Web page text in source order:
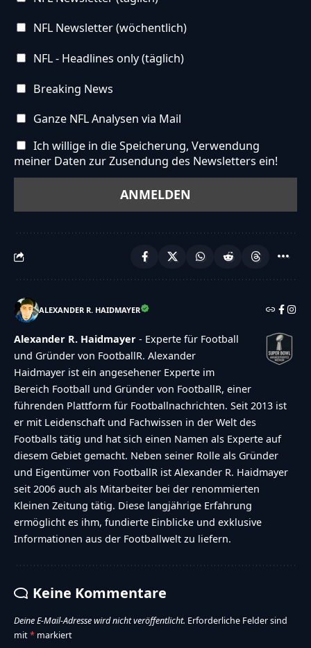
NFL Newsletter (wöchentlich)
NFL - Headlines only (täglich)
Breaking News
Ganze NFL Analysen via Mail
Ich willige in die Speicherung, Verwendung
meiner Daten zur Zusendung des Newsletters ein!
ALEXANDER R. HAIDMAYER
Alexander R. Haidmayer - Experte für Football
und Gründer von FootballR. Alexander
Haidmayer ist ein angesehener Experte im
Bereich Football und Gründer von FootballR, einer
führenden Plattform für Footballnachrichten. Seit 2013 ist
er mit Leidenschaft und Fachwissen in der Welt des
Footballs tätig und hat sich einen Namen als Experte auf
diesem Gebiet gemacht. Neben seiner Rolle als Gründer
und Eigentümer von FootballR ist Alexander R. Haidmayer
seit 2006 auch als Mitarbeiter bei der renommierten
Kleinen Zeitung tätig. Diese langjährige Erfahrung
ermöglicht es ihm, fundierte Einblicke und exklusive
Informationen aus der Footballwelt zu liefern.
Keine Kommentare
Deine E-Mail-Adresse wird nicht veröffentlicht. Erforderliche Felder sind
mit* markiert